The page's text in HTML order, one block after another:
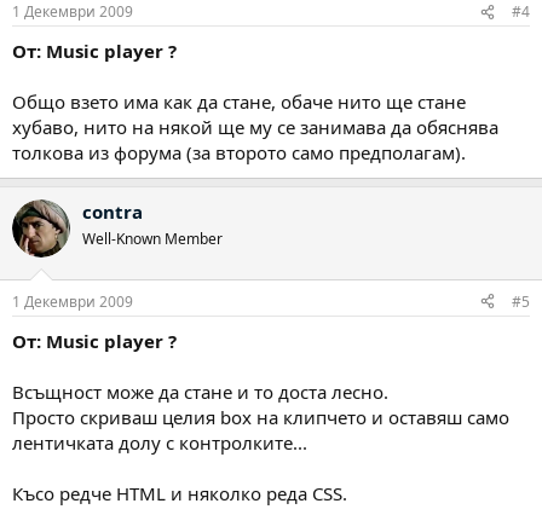
1 Декември 2009 #4
От: Music player ?
Общо взето има как да стане, обаче нито ще стане
хубаво, нито на някой ще му се занимава да обяснява
толкова из форума (за второто само предполагам).
contra
Well-Known Member
1 Декември 2009 #5
От: Music player ?
Всъщност може да стане и то доста лесно.
Просто скриваш целия box на клипчето и оставяш само
лентичката долу с контролките...
Късо редче HTML и няколко реда CSS.